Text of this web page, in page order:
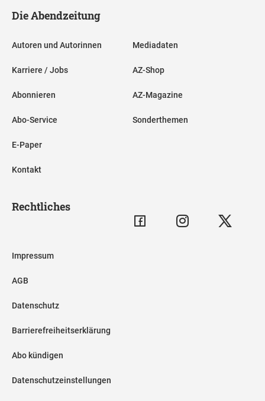
Die Abendzeitung
Autoren und Autorinnen
Karriere / Jobs
Abonnieren
Abo-Service
E-Paper
Kontakt
Mediadaten
AZ-Shop
AZ-Magazine
Sonderthemen
Rechtliches
Impressum
AGB
Datenschutz
Barrierefreiheitserklärung
Abo kündigen
Datenschutzeinstellungen